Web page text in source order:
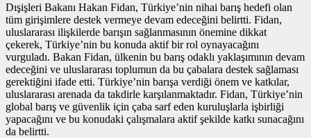
Dışişleri Bakanı Hakan Fidan, Türkiye’nin nihai barış hedefi olan
tüm girişimlere destek vermeye devam edeceğini belirtti. Fidan,
uluslararası ilişkilerde barışın sağlanmasının önemine dikkat
çekerek, Türkiye’nin bu konuda aktif bir rol oynayacağını
vurguladı. Bakan Fidan, ülkenin bu barış odaklı yaklaşımının devam
edeceğini ve uluslararası toplumun da bu çabalara destek sağlaması
gerektiğini ifade etti. Türkiye’nin barışa verdiği önem ve katkılar,
uluslararası arenada da takdirle karşılanmaktadır. Fidan, Türkiye’nin
global barış ve güvenlik için çaba sarf eden kuruluşlarla işbirliği
yapacağını ve bu konudaki çalışmalara aktif şekilde katkı sunacağını
da belirtti.